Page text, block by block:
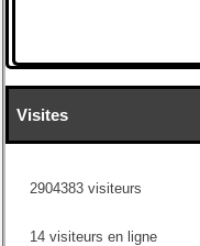
Visites
2904383 visiteurs
14 visiteurs en ligne